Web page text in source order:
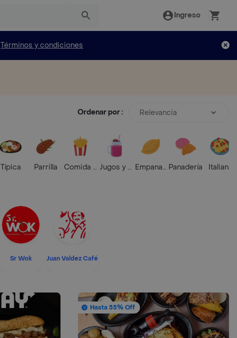
Ingreso
Términos y condiciones
Ordenar por : Relevancia
Típica Parrilla Comida RápidaJugos y BatidosEmpanadasPanadería Italiana
Sr Wok Juan Valdez Café
Hasta 55% Off